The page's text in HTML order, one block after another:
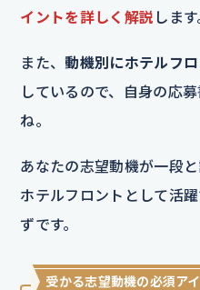
イントを詳しく解説 します
また、動機別にホテルフ
しているので、自身の応
ね。
あなたの志望動機が一段
ホテルフロントとして活
ずです。
受かる志望動機の必須ア